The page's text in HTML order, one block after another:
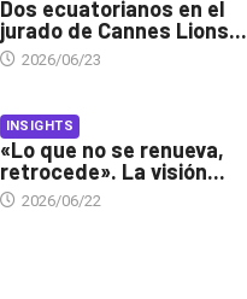
Dos ecuatorianos en el
jurado de Cannes Lions...
2026/06/23
INSIGHTS
«Lo que no se renueva,
retrocede». La visión...
2026/06/22